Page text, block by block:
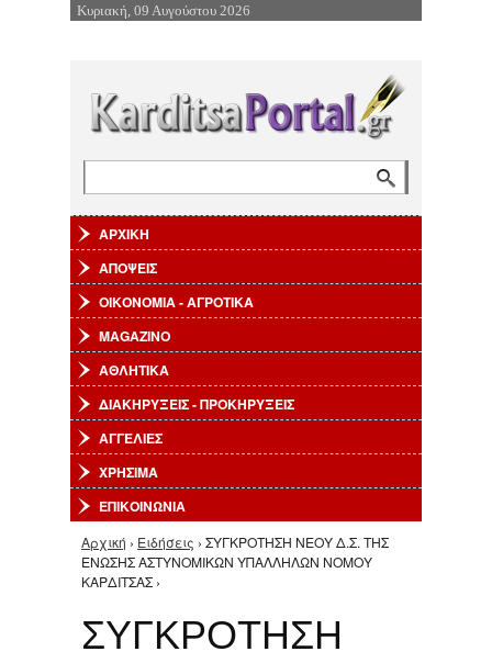
Επιστροφή στην Πλοήγηση
Κυριακή, 09 Αυγούστου 2026
ΑΡΧΙΚΗ
ΑΠΟΨΕΙΣ
ΟΙΚΟΝΟΜΙΑ - ΑΓΡΟΤΙΚΑ
MAGAZINO
ΑΘΛΗΤΙΚΑ
ΔΙΑΚΗΡΥΞΕΙΣ - ΠΡΟΚΗΡΥΞΕΙΣ
ΑΓΓΕΛΙΕΣ
ΧΡΗΣΙΜΑ
ΕΠΙΚΟΙΝΩΝΙΑ
Είστε εδώ
Αρχική › Ειδήσεις › ΣΥΓΚΡΟΤΗΣΗ ΝΕΟΥ Δ.Σ. ΤΗΣ
ΕΝΩΣΗΣ ΑΣΤΥΝΟΜΙΚΩΝ ΥΠΑΛΛΗΛΩΝ ΝΟΜΟΥ
ΚΑΡΔΙΤΣΑΣ ›
ΣΥΓΚΡΟΤΗΣΗ